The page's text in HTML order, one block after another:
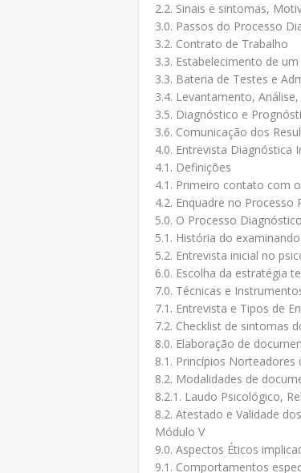
2.2. Sinais e sintomas,
3.0. Passos do Processo
3.2. Contrato de Trabalho
3.3. Estabelecimento de
3.3. Bateria de Testes e
3.4. Levantamento,
3.5. Diagnóstico e
3.6. Comunicação dos
4.0. Entrevista Diagnóstica
4.1. Definições
4.1. Primeiro contato com
4.2. Enquadre no Processo
5.0. O Processo
5.1. História do examinando
5.2. Entrevista inicial no
6.0. Escolha da estratégia
7.0. Técnicas e
7.1. Entrevista e Tipos de
7.2. Checklist de sintomas
8.0. Elaboração de
8.1. Princípios
8.2. Modalidades de
8.2.1. Laudo Psicológico,
8.2. Atestado e Validade
Módulo V
9.0. Aspectos Éticos
9.1. Comportamentos